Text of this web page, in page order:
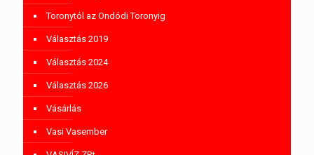
Toronytól az Ondódi Toronyig
Választás 2019
Választás 2024
Választás 2026
Vásárlás
Vasi Vasember